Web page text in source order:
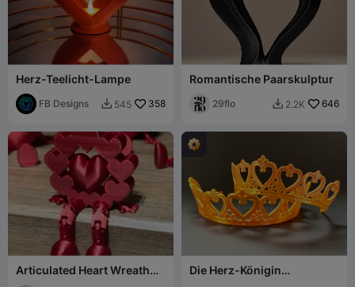
Herz-Teelicht-Lampe
FB Designs  545 358
Romantische Paarskulptur
29flo  2.2K 646
Articulated Heart Wreath
Die Herz-Königin